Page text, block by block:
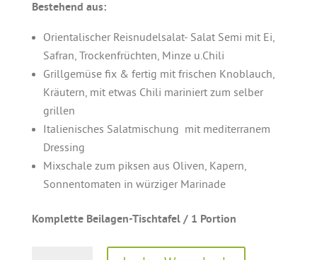
Bestehend aus:
Orientalischer Reisnudelsalat- Salat Semi mit Ei,
Safran, Trockenfrüchten, Minze u.Chili
Grillgemüse fix & fertig mit frischen Knoblauch,
Kräutern, mit etwas Chili mariniert zum selber
grillen
Italienisches Salatmischung mit mediterranem
Dressing
Mixschale zum piksen aus Oliven, Kapern,
Sonnentomaten in würziger Marinade
Komplette Beilagen-Tischtafel / 1 Portion